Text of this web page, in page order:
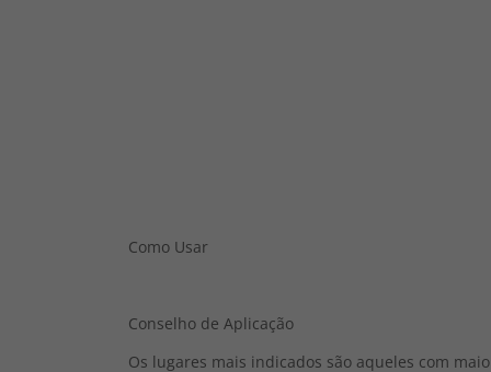
Como Usar
Conselho de Aplicação
Os lugares mais indicados são aqueles com